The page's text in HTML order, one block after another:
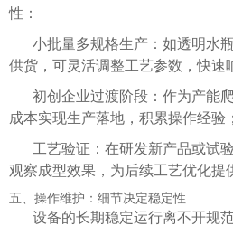
性：
小批量多规格生产：如透明水
供货，可灵活调整工艺参数，快速
初创企业过渡阶段：作为产能
成本实现生产落地，积累操作经验；
工艺验证：在研发新产品或试
观察成型效果，为后续工艺优化提
五、操作维护：细节决定稳定性
设备的长期稳定运行离不开规